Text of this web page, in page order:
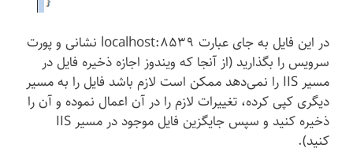
در این فایل به جای عبارت localhost:8539 نشانی و پورت
سرویس را بگذارید (از آنجا که ویندوز اجازه ذخیره فایل در
مسیر IIS را نمی‌دهد ممکن است لازم باشد فایل را به مسیر
دیگری کپی کرده، تغییرات لازم را در آن اعمال نموده و آن را
ذخیره کنید و سپس جایگزین فایل موجود در مسیر IIS
کنید).